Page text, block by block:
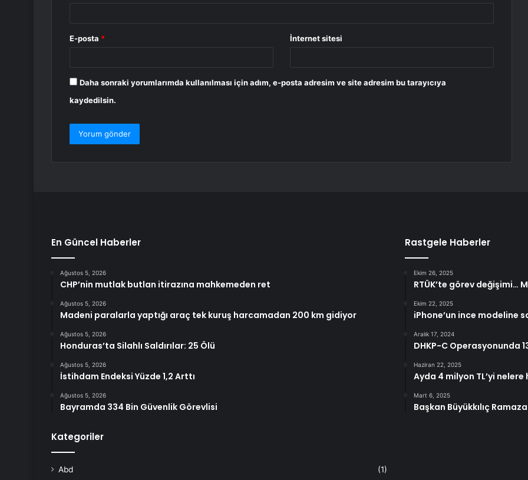
E-posta * İnternet sitesi
Daha sonraki yorumlarımda kullanılması için adım, e-posta adresim ve site adresim bu tarayıcıya
kaydedilsin.
En Güncel Haberler
Ağustos 5, 2026
CHP’nin mutlak butlan itirazına mahkemeden ret
Ağustos 5, 2026
Madeni paralarla yaptığı araç tek kuruş harcamadan 200 km gidiyor
Ağustos 5, 2026
Honduras’ta Silahlı Saldırılar: 25 Ölü
Ağustos 5, 2026
İstihdam Endeksi Yüzde 1,2 Arttı
Ağustos 5, 2026
Bayramda 334 Bin Güvenlik Görevlisi
Kategoriler
Abd (1)
Rastgele Haberler
Ekim 26, 2025
RTÜK’te görev değişimi…
Ekim 22, 2025
iPhone’un ince modeline
Aralık 17, 2024
DHKP-C Operasyonunda
Haziran 22, 2025
Ayda 4 milyon TL’yi nelere
Mart 6, 2025
Başkan Büyükkılıç